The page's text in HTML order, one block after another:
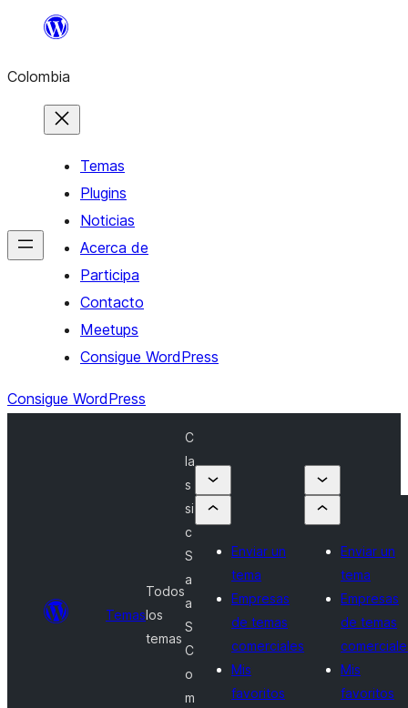
Saltar
contenido
Colombia
Temas
Plugins
Noticias
Acerca de
Participa
Contacto
Meetups
Consigue WordPress
Consigue WordPress
Temas
Todos
los
temas
C
la
s
si
c
S
a
a
S
C
o
m
Enviar un
tema
Empresas
de temas
comerciales
Mis
favoritos
Enviar un
tema
Empresas
de temas
Mis
favoritos